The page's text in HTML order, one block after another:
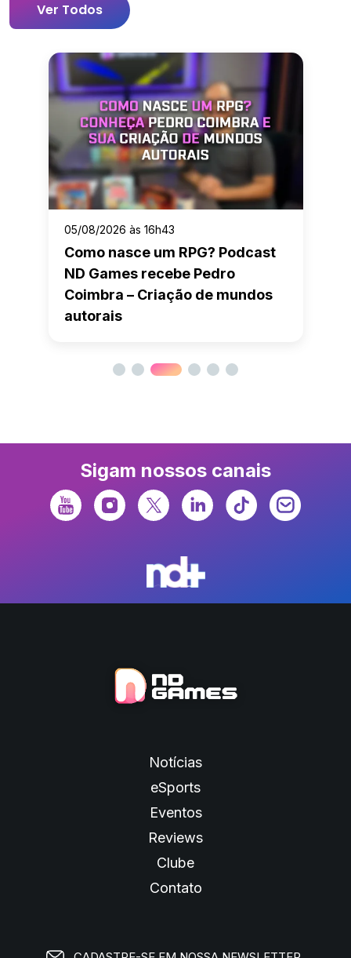
Ver Todos
05/08/2026 às 16h43
Como nasce um RPG? Podcast
ND Games recebe Pedro
Coimbra – Criação de mundos
autorais
Sigam nossos canais
Notícias
eSports
Eventos
Reviews
Clube
Contato